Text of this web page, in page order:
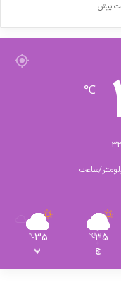
℃
35
℃
چ
35
℃
پ